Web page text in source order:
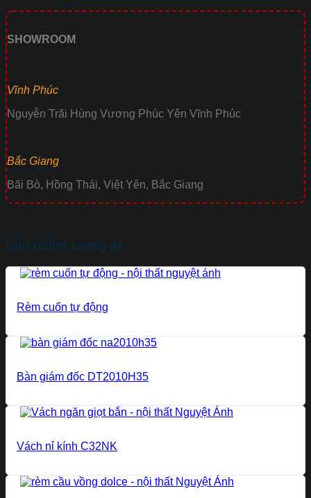
SHOWROOM
Vĩnh Phúc
Nguyễn Trãi Hùng Vương Phúc Yên Vĩnh Phúc
Bắc Giang
Bãi Bò, Hồng Thái, Việt Yên, Bắc Giang
Sản phẩm tương tự
Rèm cuốn tự động
Bàn giám đốc DT2010H35
Vách nỉ kính C32NK